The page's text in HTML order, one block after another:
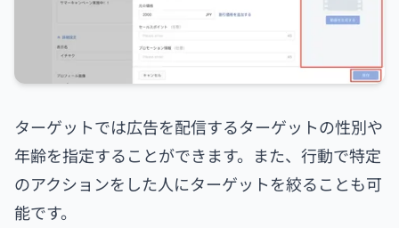
ターゲットでは広告を配信するターゲットの性別や
年齢を指定することができます。また、行動で特定
のアクションをした人にターゲットを絞ることも可
能です。